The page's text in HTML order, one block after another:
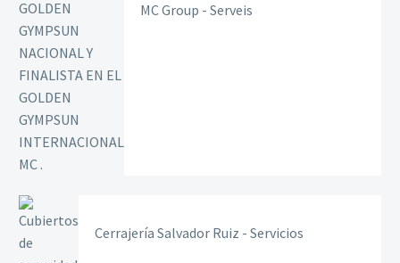
MC Group - Serveis
Cerrajería Salvador Ruiz - Servicios